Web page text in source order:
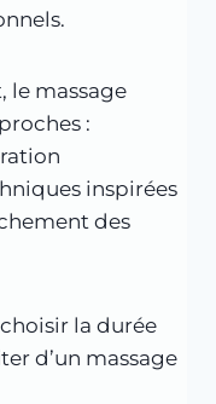
le massage
:
inspirées
des
la durée
d’un massage